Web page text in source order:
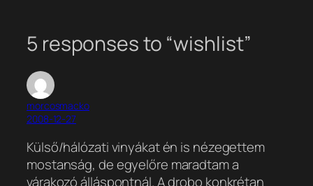
5 responses to “wishlist”
morcosmacko
2008-12-27
Külső/hálózati vinyákat én is nézegettem
mostanság, de egyelőre maradtam a
várakozó álláspontnál. A drobo konkrétan